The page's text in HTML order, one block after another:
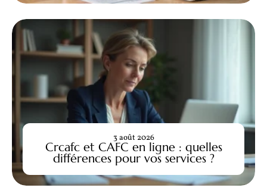
Crcafc et CAFC en ligne : quelles
différences pour vos services ?
3 août 2026